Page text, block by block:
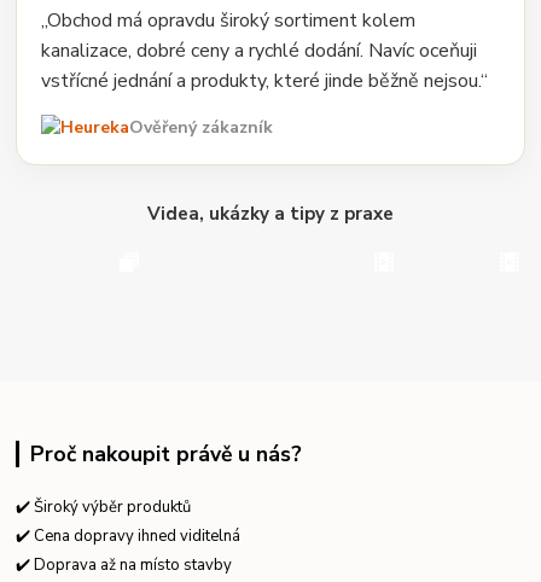
„Obchod má opravdu široký sortiment kolem
kanalizace, dobré ceny a rychlé dodání. Navíc oceňuji
vstřícné jednání a produkty, které jinde běžně nejsou.“
Ověřený zákazník
Videa, ukázky a tipy z praxe
Proč nakoupit právě u nás?
✔️ Široký výběr produktů
✔️ Cena dopravy ihned viditelná
✔️ Doprava až na místo stavby